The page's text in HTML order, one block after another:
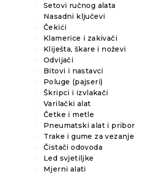
Setovi ručnog alata
Nasadni ključevi
Čekići
Klamerice i zakivači
Kliješta, škare i noževi
Odvijači
Bitovi i nastavci
Poluge (pajseri)
Škripci i izvlakači
Varilački alat
Četke i metle
Pneumatski alat i pribor
Trake i gume za vezanje
Čistači odovoda
Led svjetiljke
Mjerni alati